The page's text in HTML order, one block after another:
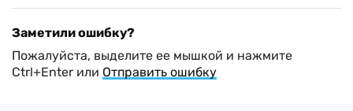
Заметили ошибку?
Пожалуйста, выделите ее мышкой и нажмите
Ctrl+Enter или Отправить ошибку